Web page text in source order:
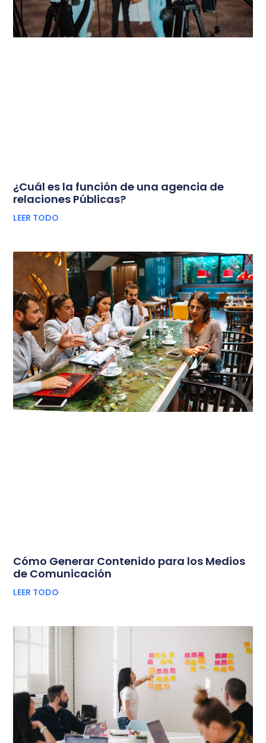
¿Cuál es la función de una agencia de
relaciones Públicas?
LEER TODO
Cómo Generar Contenido para los Medios
de Comunicación
LEER TODO